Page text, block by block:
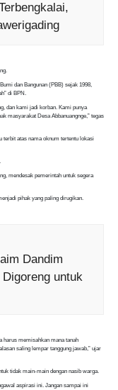
dan Bangunan (PBB) sejak 1998,
di BPN.
dan kami jadi korban. Kami punya
masyarakat Desa Abbanuangnge,” tegas
terbit atas nama oknum tertentu lokasi
mendesak pemerintah untuk segera
pihak yang paling dirugikan.
Dandim
Digoreng untuk
harus memisahkan mana tanah
saling lempar tanggung jawab,” ujar
tidak main-main dengan nasib warga.
aspirasi ini. Jangan sampai ini